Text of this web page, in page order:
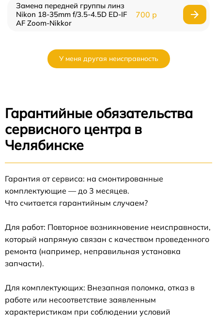
Замена передней группы линз
Nikon 18-35mm f/3.5-4.5D ED-IF
AF Zoom-Nikkor
700 р
У меня другая неисправность
Гарантийные обязательства
сервисного центра в
Челябинске
Гарантия от сервиса: на смонтированные
комплектующие — до 3 месяцев.
Что считается гарантийным случаем?
Для работ: Повторное возникновение неисправности,
который напрямую связан с качеством проведенного
ремонта (например, неправильная установка
запчасти).
Для комплектующих: Внезапная поломка, отказ в
работе или несоответствие заявленным
характеристикам при соблюдении условий